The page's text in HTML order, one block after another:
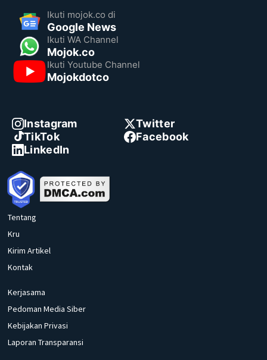
Ikuti mojok.co di
Google News
Ikuti WA Channel
Mojok.co
Ikuti Youtube Channel
Mojokdotco
Instagram
Twitter
TikTok
Facebook
LinkedIn
Tentang
Kru
Kirim Artikel
Kontak
Kerjasama
Pedoman Media Siber
Kebijakan Privasi
Laporan Transparansi